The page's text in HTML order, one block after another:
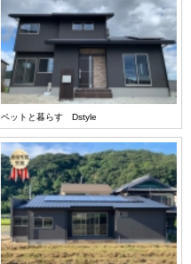
ペットと暮らす Dstyle